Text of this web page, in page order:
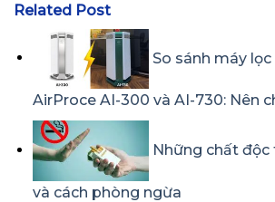
Related Post
So sánh máy
AirProce AI-300 và AI-730: Nên
Những chất
và cách phòng ngừa